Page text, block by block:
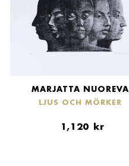
MARJATTA NUOREVA
LJUS OCH MÖRKER
1,120 kr